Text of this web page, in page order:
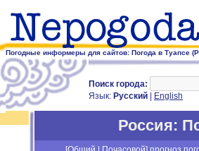
Погодные информеры для сайтов: Погода в Туапсе
Поиск города:
Язык: Русский English
Россия: